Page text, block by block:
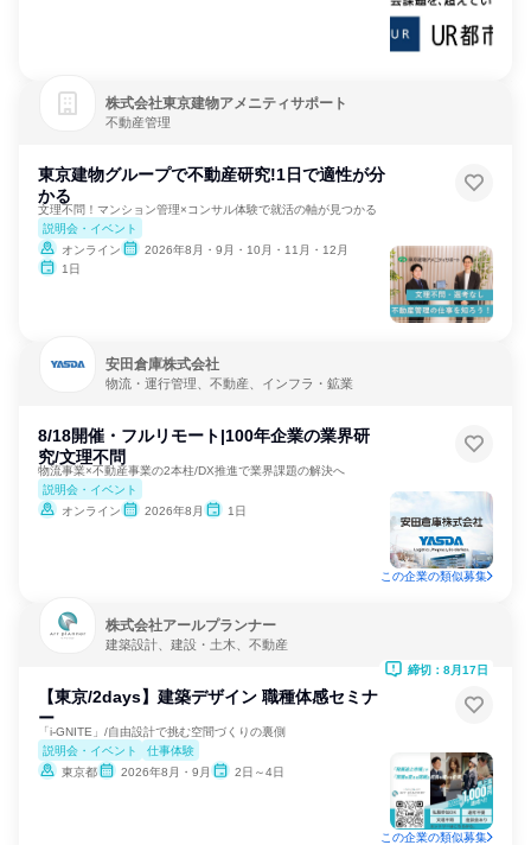
株式会社東京建物アメニティサポート
不動産管理
東京建物グループで不動産研究!1日で適性が分
かる
文理不問！マンション管理×コンサル体験で就活の軸が見つかる
説明会・イベント
オンライン
2026年8月・9月・10月・11月・12月
1日
安田倉庫株式会社
物流・運行管理、不動産、インフラ・鉱業
8/18開催・フルリモート|100年企業の業界研
究/文理不問
物流事業×不動産事業の2本柱/DX推進で業界課題の解決へ
説明会・イベント
オンライン
2026年8月 1日
この企業の類似募集
株式会社アールプランナー
建築設計、建設・土木、不動産
【東京/2days】建築デザイン 職種体感セミナ
ー
「i-GNITE」/自由設計で挑む空間づくりの裏側
説明会・イベント
仕事体験
東京都
2026年8月・9月 2日～4日
締切：8月17日
この企業の類似募集